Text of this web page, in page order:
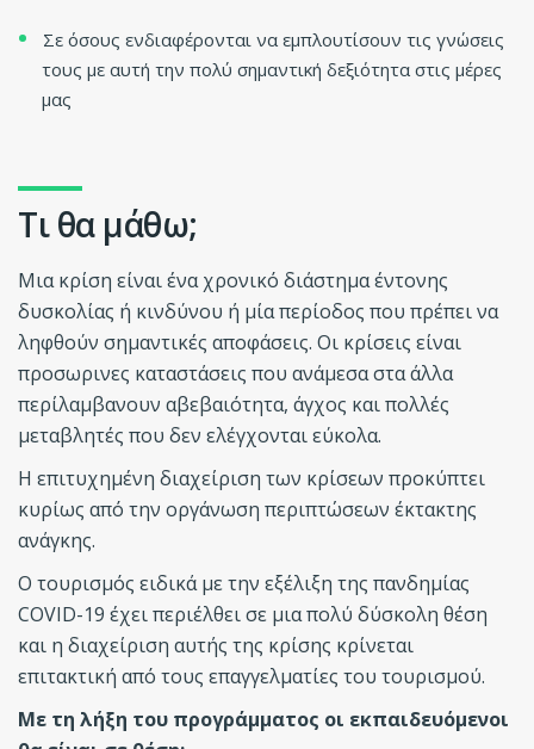
Σε όσους ενδιαφέρονται να εμπλουτίσουν τις γνώσεις
τους με αυτή την πολύ σημαντική δεξιότητα στις μέρες
μας
Τι θα μάθω;
Μια κρίση είναι ένα χρονικό διάστηµα έντονης
δυσκολίας ή κινδύνου ή µία περίοδος που πρέπει να
ληφθούν σηµαντικές αποφάσεις. Οι κρίσεις είναι
προσωρινες καταστάσεις που ανάµεσα στα άλλα
περίλαµβανουν αβεβαιότητα, άγχος και πολλές
µεταβλητές που δεν ελέγχονται εύκολα.
Η επιτυχηµένη διαχείριση των κρίσεων προκύπτει
κυρίως από την οργάνωση περιπτώσεων έκτακτης
ανάγκης.
Ο τουρισμός ειδικά με την εξέλιξη της πανδημίας
COVID-19 έχει περιέλθει σε μια πολύ δύσκολη θέση
και η διαχείριση αυτής της κρίσης κρίνεται
επιτακτική από τους επαγγελματίες του τουρισμού.
Με τη λήξη του προγράμματος οι εκπαιδευόμενοι